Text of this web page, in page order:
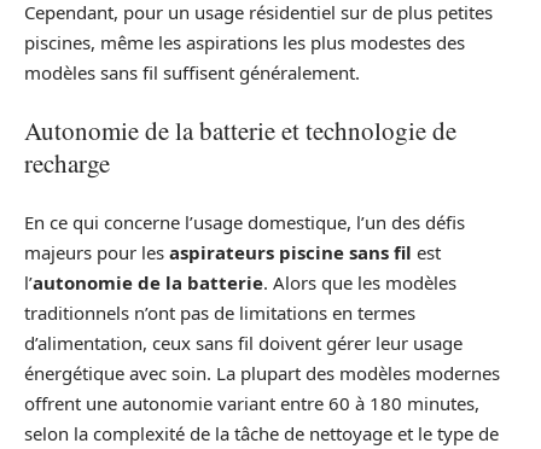
Cependant, pour un usage résidentiel sur de plus petites
piscines, même les aspirations les plus modestes des
modèles sans fil suffisent généralement.
Autonomie de la batterie et technologie de
recharge
En ce qui concerne l’usage domestique, l’un des défis
majeurs pour les aspirateurs piscine sans fil est
l’autonomie de la batterie. Alors que les modèles
traditionnels n’ont pas de limitations en termes
d’alimentation, ceux sans fil doivent gérer leur usage
énergétique avec soin. La plupart des modèles modernes
offrent une autonomie variant entre 60 à 180 minutes,
selon la complexité de la tâche de nettoyage et le type de